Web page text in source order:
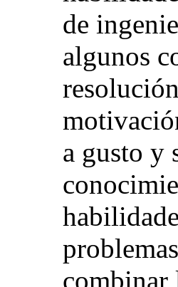
de
algunos
a gusto y
combinar